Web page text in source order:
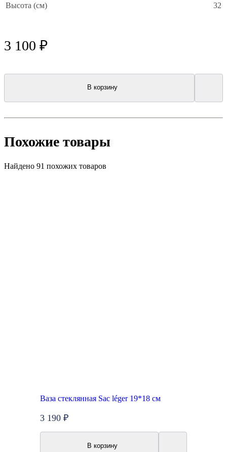
Высота (см) 32
3 100 ₽
В корзину
Похожие товары
Найдено 91 похожих товаров
Ваза стеклянная Sac léger 19*18 см
3 190 ₽
В корзину